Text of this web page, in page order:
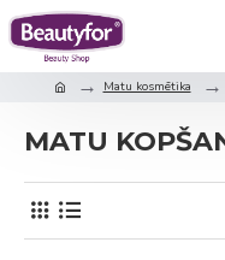
Matu kosmētika
MATU